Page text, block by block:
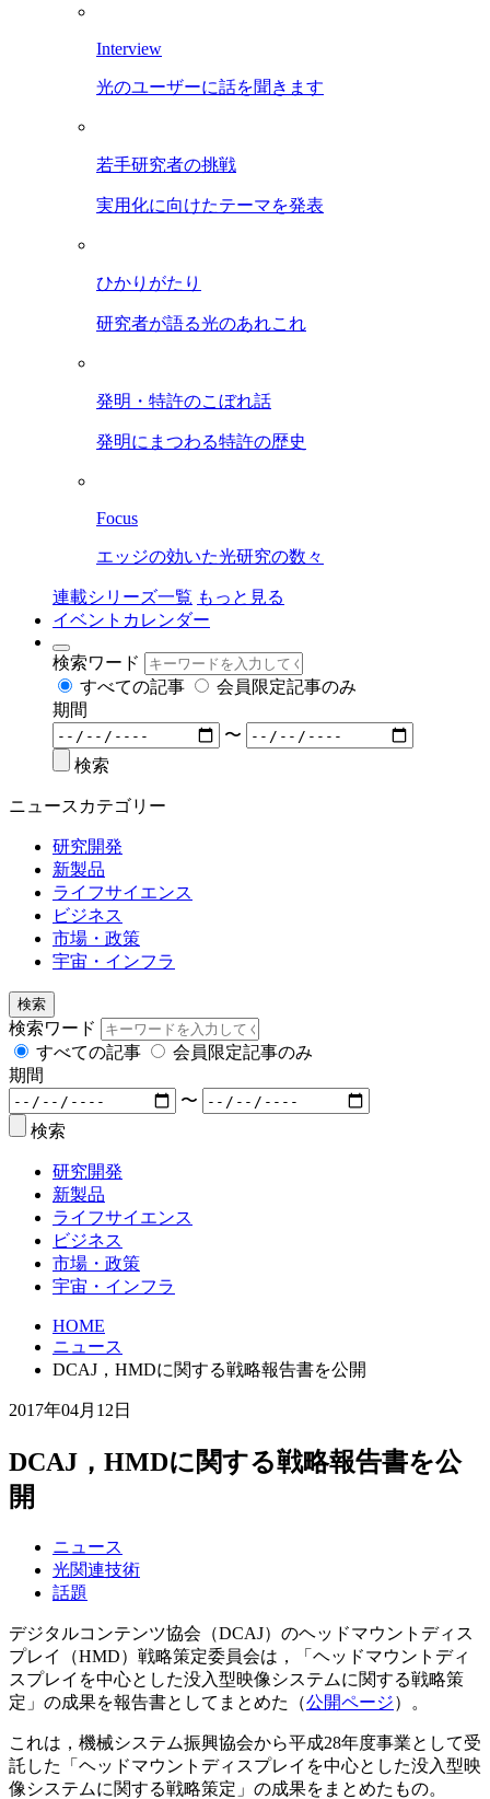
Interview
光のユーザーに話を聞きます
若手研究者の挑戦
実用化に向けたテーマを発表
ひかりがたり
研究者が語る光のあれこれ
発明・特許のこぼれ話
発明にまつわる特許の歴史
Focus
エッジの効いた光研究の数々
連載シリーズ一覧 もっと見る
イベントカレンダー
検索ワード
すべての記事
会員限定記事のみ
期間
〜
検索
ニュースカテゴリー
研究開発
新製品
ライフサイエンス
ビジネス
市場・政策
宇宙・インフラ
検索
検索ワード
すべての記事
会員限定記事のみ
期間
〜
検索
研究開発
新製品
ライフサイエンス
ビジネス
市場・政策
宇宙・インフラ
HOME
ニュース
DCAJ，HMDに関する戦略報告書を公開
2017年04月12日
DCAJ，HMDに関する戦略報告書を公
開
ニュース
光関連技術
話題
デジタルコンテンツ協会（DCAJ）のヘッドマウントディス
プレイ（HMD）戦略策定委員会は，「ヘッドマウントディ
スプレイを中心とした没入型映像システムに関する戦略策
定」の成果を報告書としてまとめた（公開ページ）。
これは，機械システム振興協会から平成28年度事業として受
託した「ヘッドマウントディスプレイを中心とした没入型映
像システムに関する戦略策定」の成果をまとめたもの。